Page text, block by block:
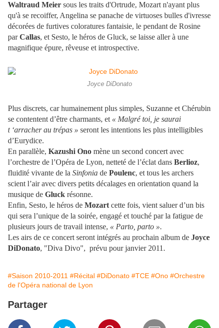
Waltraud Meier sous les traits d'Ortrude, Mozart n'ayant plus
qu'à se recoiffer, Angelina se panache de virtuoses bulles d'ivresse
décorées de furtives coloratures fantaisie, le pendant de Rosine
parCallas, et Sesto, le héros de Gluck, se laisse aller à une
magnifique épure, rêveuse et introspective.
Joyce DiDonato
Plus discrets, car humainement plus simples, Suzanne et Chérubin
se contentent d’être charmants, et « Malgré toi, je saurai
t ‘arracher au trépas » seront les intentions les plus intelligibles
d’Eurydice.
En parallèle, Kazushi Ono mène un second concert avec
l’orchestre de l’Opéra de Lyon, netteté de l’éclat dans Berlioz,
fluidité vivante de la Sinfonia de Poulenc, et tous les archers
scient l’air avec divers petits décalages en orientation quand la
musique de Gluck résonne.
Enfin, Sesto, le héros de Mozart cette fois, vient saluer d’un bis
qui sera l’unique de la soirée, engagé et touché par la fatigue de
plusieurs jours de travail intense, « Parto, parto ».
Les airs de ce concert seront intégrés au prochain album de Joyce
DiDonato, "Diva Divo", prévu pour janvier 2011.
#Saison 2010-2011 #Récital #DiDonato #TCE #Ono #Orchestre
de l'Opéra national de Lyon
Partager